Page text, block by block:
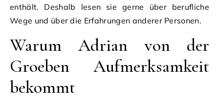
enthält. Deshalb lesen sie gerne über berufliche
Wege und über die Erfahrungen anderer Personen.
Warum Adrian von der
Groeben Aufmerksamkeit
bekommt